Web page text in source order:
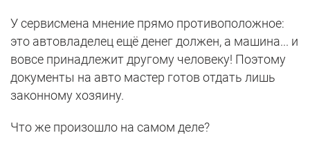
У сервисмена мнение прямо противоположное:
это автовладелец ещё денег должен, а машина... и
вовсе принадлежит другому человеку! Поэтому
документы на авто мастер готов отдать лишь
законному хозяину.
Что же произошло на самом деле?